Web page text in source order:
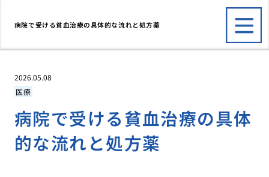
病院で受ける貧血治療の具体的な流れと処方薬
2026.05.08
医療
病院で受ける貧血治療の具体
的な流れと処方薬